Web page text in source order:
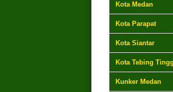
Kota Medan
Kota Parapat
Kota Siantar
Kota Tebing
Kunker Medan